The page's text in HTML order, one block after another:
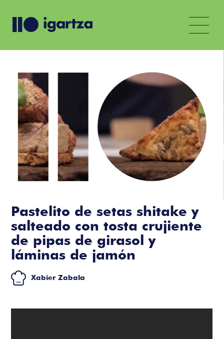
Pastelito de setas shitake y
salteado con tosta crujiente
de pipas de girasol y
láminas de jamón
Xabier Zabala